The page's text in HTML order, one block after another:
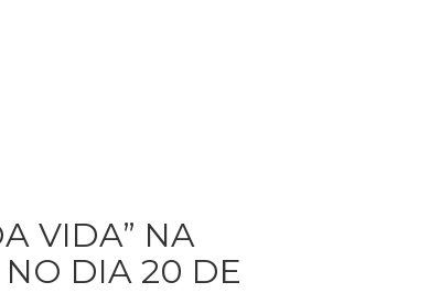
VIDA” NA
DIA 20 DE